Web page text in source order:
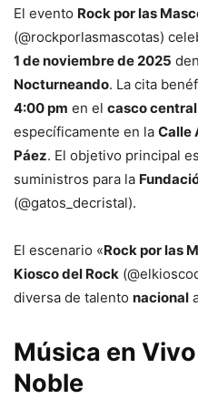
El evento Rock por las
(@rockporlasmascotas)
1 de noviembre de 2025
Nocturneando. La cita
4:00 pm en el casco
específicamente en la Calle
Páez. El objetivo principal
suministros para la
(@gatos_decristal).
El escenario «Rock por las
Kiosco del Rock
diversa de talento nacional
Música en
Noble